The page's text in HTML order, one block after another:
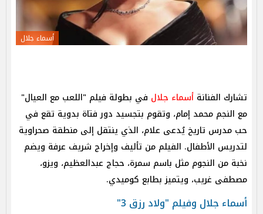
أسماء جلال
تشارك الفنانة أسماء جلال في بطولة فيلم "اللعب مع العيال"
مع النجم محمد إمام، وتقوم بتجسيد دور فتاة بدوية تقع في
حب مدرس تاريخ يُدعى علام، الذي ينتقل إلى منطقة صحراوية
لتدريس الأطفال. الفيلم من تأليف وإخراج شريف عرفة ويضم
نخبة من النجوم مثل باسم سمرة، حجاج عبدالعظيم، ويزو،
مصطفى غريب، ويتميز بطابع كوميدي.
أسماء جلال وفيلم "ولاد رزق 3"